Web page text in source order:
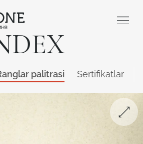
palitrasi Sertifikatlar
faoliyat yuritasiz?